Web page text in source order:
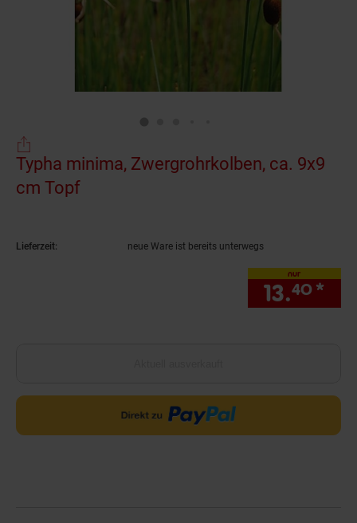
Typha minima, Zwergrohrkolben, ca. 9x9
cm Topf
Lieferzeit: neue Ware ist bereits unterwegs
nur
13.40 *